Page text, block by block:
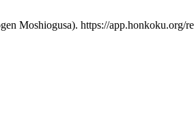
https://app.honkoku.org/